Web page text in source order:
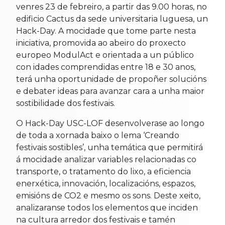
venres 23 de febreiro, a partir das 9.00 horas, no
edificio Cactus da sede universitaria luguesa, un
Hack-Day. A mocidade que tome parte nesta
iniciativa, promovida ao abeiro do proxecto
europeo ModulAct e orientada a un público
con idades comprendidas entre 18 e 30 anos,
terá unha oportunidade de propoñer solucións
e debater ideas para avanzar cara a unha maior
sostibilidade dos festivais.
O Hack-Day USC-LOF desenvolverase ao longo
de toda a xornada baixo o lema ‘Creando
festivais sostibles’, unha temática que permitirá
á mocidade analizar variables relacionadas co
transporte, o tratamento do lixo, a eficiencia
enerxética, innovación, localizacións, espazos,
emisións de CO2 e mesmo os sons. Deste xeito,
analizaranse todos los elementos que inciden
na cultura arredor dos festivais e tamén